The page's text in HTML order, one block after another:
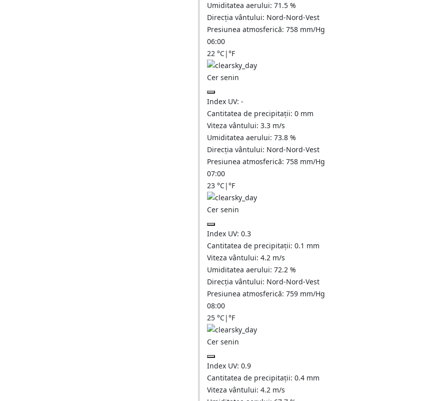
Umiditatea aerului: 71.5 %
Direcția vântului: Nord-Nord-Vest
Presiunea atmosferică: 758 mm/Hg
06:00
22 °C|°F
Cer senin
Index UV: -
Cantitatea de precipitații: 0 mm
Viteza vântului: 3.3 m/s
Umiditatea aerului: 73.8 %
Direcția vântului: Nord-Nord-Vest
Presiunea atmosferică: 758 mm/Hg
07:00
23 °C|°F
Cer senin
Index UV: 0.3
Cantitatea de precipitații: 0.1 mm
Viteza vântului: 4.2 m/s
Umiditatea aerului: 72.2 %
Direcția vântului: Nord-Nord-Vest
Presiunea atmosferică: 759 mm/Hg
08:00
25 °C|°F
Cer senin
Index UV: 0.9
Cantitatea de precipitații: 0.4 mm
Viteza vântului: 4.2 m/s